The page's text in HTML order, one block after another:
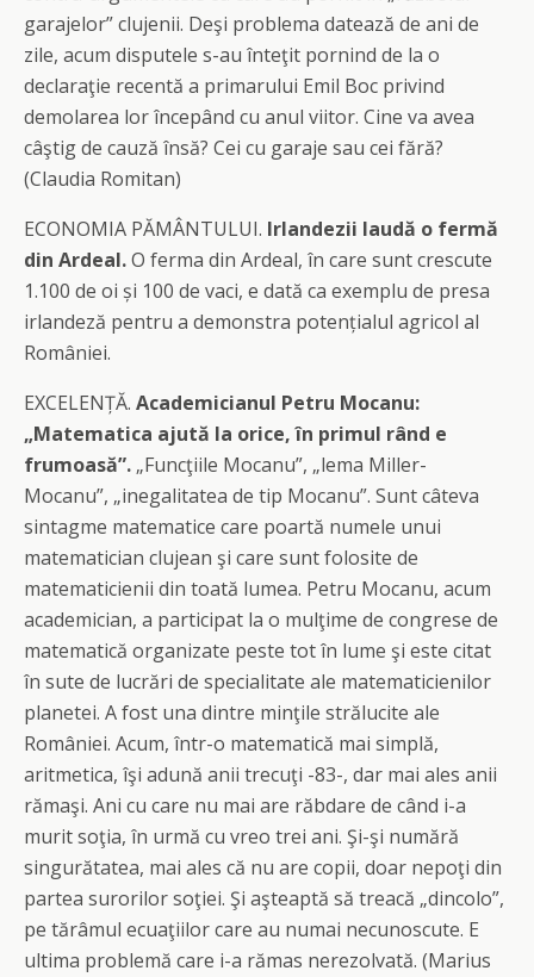
garajelor” clujenii. Deşi problema datează de ani de
zile, acum disputele s-au înteţit pornind de la o
declaraţie recentă a primarului Emil Boc privind
demolarea lor începând cu anul viitor. Cine va avea
câştig de cauză însă? Cei cu garaje sau cei fără?
(Claudia Romitan)
ECONOMIA PĂMÂNTULUI. Irlandezii laudă o fermă
din Ardeal.O ferma din Ardeal, în care sunt crescute
1.100 de oi și 100 de vaci, e dată ca exemplu de presa
irlandeză pentru a demonstra potențialul agricol al
României.
EXCELENȚĂ. Academicianul Petru Mocanu:
„Matematica ajută la orice, în primul rând e
frumoasă”. „Funcţiile Mocanu”, „lema Miller-
Mocanu”, „inegalitatea de tip Mocanu”. Sunt câteva
sintagme matematice care poartă numele unui
matematician clujean şi care sunt folosite de
matematicienii din toată lumea. Petru Mocanu, acum
academician, a participat la o mulţime de congrese de
matematică organizate peste tot în lume şi este citat
în sute de lucrări de specialitate ale matematicienilor
planetei. A fost una dintre minţile strălucite ale
României. Acum, într-o matematică mai simplă,
aritmetica, îşi adună anii trecuţi -83-, dar mai ales anii
rămaşi. Ani cu care nu mai are răbdare de când i-a
murit soţia, în urmă cu vreo trei ani. Şi-şi numără
singurătatea, mai ales că nu are copii, doar nepoţi din
partea surorilor soţiei. Şi aşteaptă să treacă „dincolo”,
pe tărâmul ecuaţiilor care au numai necunoscute. E
ultima problemă care i-a rămas nerezolvată. (Marius